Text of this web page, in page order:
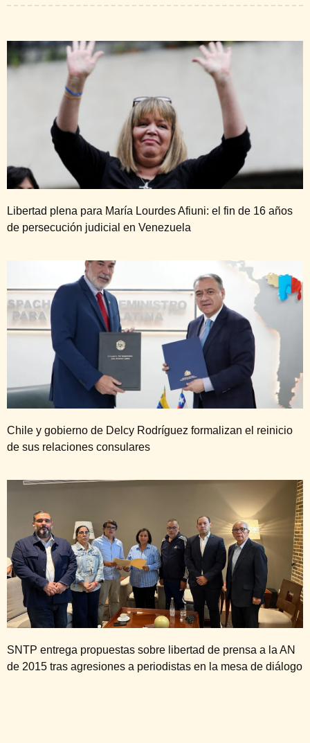
Libertad plena para María Lourdes Afiuni: el fin de 16 años
de persecución judicial en Venezuela
Chile y gobierno de Delcy Rodríguez formalizan el reinicio
de sus relaciones consulares
SNTP entrega propuestas sobre libertad de prensa a la AN
de 2015 tras agresiones a periodistas en la mesa de diálogo